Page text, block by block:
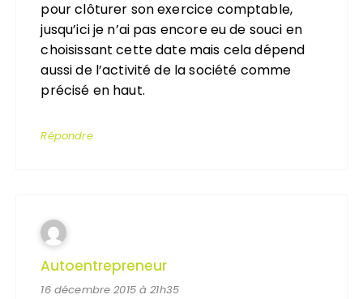
pour clôturer son exercice comptable,
jusqu’ici je n’ai pas encore eu de souci en
choisissant cette date mais cela dépend
aussi de l’activité de la société comme
précisé en haut.
Répondre
Autoentrepreneur
16 décembre 2015 à 21h35